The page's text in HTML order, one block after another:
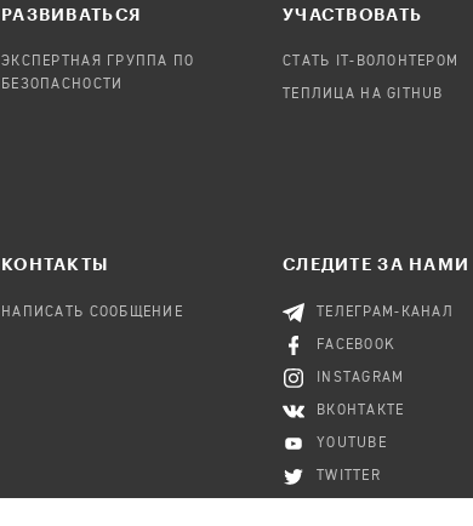
РАЗВИВАТЬСЯ
ЭКСПЕРТНАЯ ГРУППА ПО
БЕЗОПАСНОСТИ
УЧАСТВОВАТЬ
СТАТЬ IT-ВОЛОНТЕРОМ
ТЕПЛИЦА НА GITHUB
КОНТАКТЫ
НАПИСАТЬ СООБЩЕНИЕ
СЛЕДИТЕ ЗА НАМИ
ТЕЛЕГРАМ-КАНАЛ
FACEBOOK
INSTAGRAM
ВКОНТАКТЕ
YOUTUBE
TWITTER